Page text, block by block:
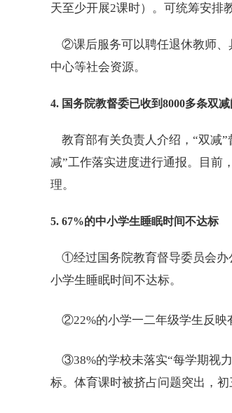
天至少开展2课时）。可统筹安排
②课后服务可以聘任退休教师、
中心等社会资源。
4. 国务院教督委已收到8000多条双减
教育部有关负责人介绍，“双减”
减”工作落实进度进行通报。目前
理。
5. 67%的中小学生睡眠时间不达标
①经过国务院教育督导委员会办
小学生睡眠时间不达标。
②22%的小学一二年级学生反映
③38%的学校未落实“每学期视
标。体育课时被挤占问题突出， 初